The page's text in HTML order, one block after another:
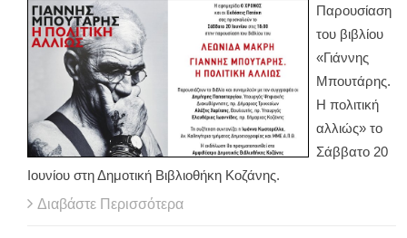
Παρουσίαση
του βιβλίου
«Γιάννης
Μπουτάρης.
Η πολιτική
αλλιώς» το
Σάββατο 20
Ιουνίου στη Δημοτική Βιβλιοθήκη Κοζάνης.
Διαβάστε Περισσότερα